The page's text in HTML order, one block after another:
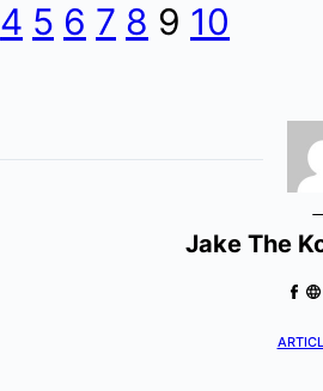
4 5 6 7 8 9 10
Jake The